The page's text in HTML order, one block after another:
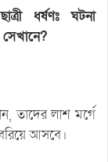
ধর্ষণঃ ঘটনা
তাদের লাশ মর্গে
আসবে।